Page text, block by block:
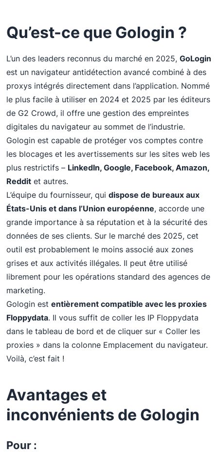
Qu’est-ce que Gologin ?
L’un des leaders reconnus du marché en 2025,GoLogin
est un navigateur antidétection avancé combiné à des
proxys intégrés directement dans l’application. Nommé
le plus facile à utiliser en 2024 et 2025 par les éditeurs
de G2 Crowd, il offre une gestion des empreintes
digitales du navigateur au sommet de l’industrie.
Gologin est capable de protéger vos comptes contre
les blocages et les avertissements sur les sites web les
plus restrictifs – LinkedIn, Google, Facebook, Amazon,
Reddit et autres.
L’équipe du fournisseur, quidispose de bureaux aux
États-Unis et dans l’Union européenne, accorde une
grande importance à sa réputation et à la sécurité des
données de ses clients. Sur le marché des 2025, cet
outil est probablement le moins associé aux zones
grises et aux activités illégales. Il peut être utilisé
librement pour les opérations standard des agences de
marketing.
Gologin estentièrement compatible avec les proxies
Floppydata. Il vous suffit de coller les IP Floppydata
dans le tableau de bord et de cliquer sur « Coller les
proxies » dans la colonne Emplacement du navigateur.
Voilà, c’est fait !
Avantages et
inconvénients de Gologin
Pour :